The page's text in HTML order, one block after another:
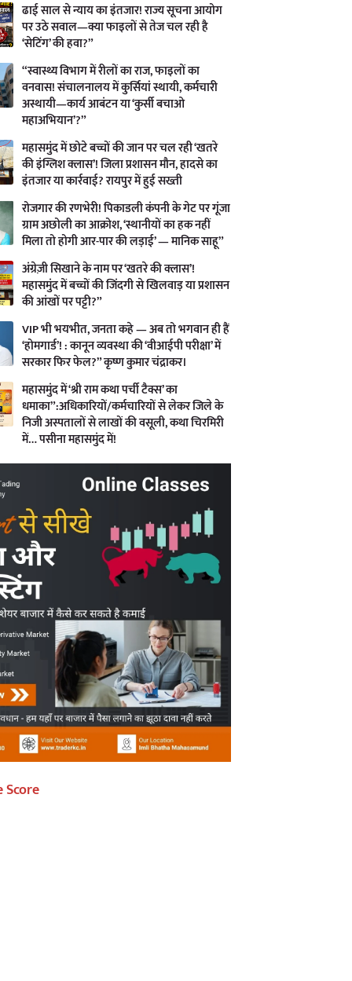
ढाई साल से न्याय का इंतजार! राज्य सूचना आयोग
पर उठे सवाल—क्या फाइलों से तेज चल रही है
‘सेटिंग’ की हवा?”
“स्वास्थ्य विभाग में रीलों का राज, फाइलों का
वनवास! संचालनालय में कुर्सियां स्थायी, कर्मचारी
अस्थायी—कार्य आबंटन या ‘कुर्सी बचाओ
महाअभियान’?”
महासमुंद में छोटे बच्चों की जान पर चल रही ‘खतरे
की इंग्लिश क्लास’! जिला प्रशासन मौन, हादसे का
इंतजार या कार्रवाई? रायपुर में हुई सख्ती
रोजगार की रणभेरी! पिकाडली कंपनी के गेट पर गूंजा
ग्राम अछोली का आक्रोश, ‘स्थानीयों का हक नहीं
मिला तो होगी आर-पार की लड़ाई’ — मानिक साहू”
अंग्रेज़ी सिखाने के नाम पर ‘खतरे की क्लास’!
महासमुंद में बच्चों की जिंदगी से खिलवाड़ या प्रशासन
की आंखों पर पट्टी?”
VIP भी भयभीत, जनता कहे — अब तो भगवान ही हैं
‘होमगार्ड’! : कानून व्यवस्था की ‘वीआईपी परीक्षा’ में
सरकार फिर फेल?” कृष्ण कुमार चंद्राकर।
महासमुंद में ‘श्री राम कथा पर्ची टैक्स’ का
धमाका”:अधिकारियों/कर्मचारियों से लेकर जिले के
निजी अस्पतालों से लाखों की वसूली, कथा चिरमिरी
में… पसीना महासमुंद में!
Score